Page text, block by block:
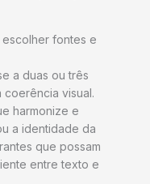
escolher fontes e
a duas ou três
visual.
harmonize e
a identidade da
que possam
entre texto e